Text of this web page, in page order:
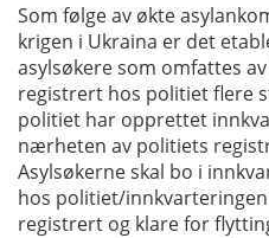
Som følge av økte
krigen i Ukraina er det
asylsøkere som omfattes
registrert hos politiet flere
politiet har opprettet
nærheten av politiets
Asylsøkerne skal bo i
hos politiet/
registrert og klare for